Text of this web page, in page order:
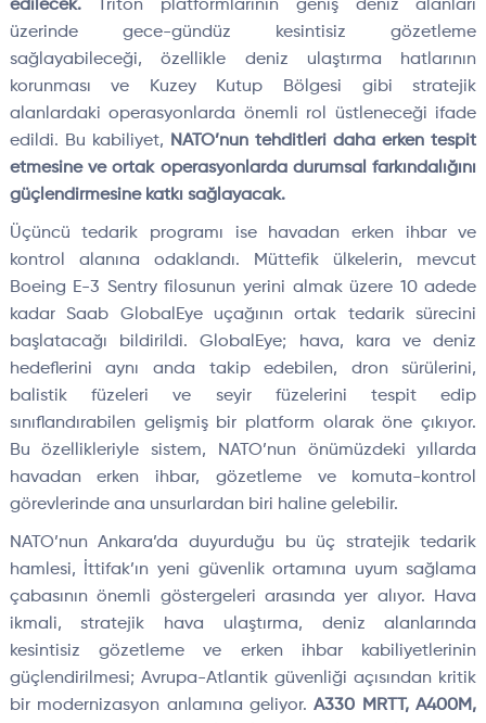
edilecek.Triton platformlarının geniş deniz alanları
üzerinde gece-gündüz kesintisiz gözetleme
sağlayabileceği, özellikle deniz ulaştırma hatlarının
korunması ve Kuzey Kutup Bölgesi gibi stratejik
alanlardaki operasyonlarda önemli rol üstleneceği ifade
edildi. Bu kabiliyet,
NATO’nun tehditleri daha erken tespit
etmesine ve ortak operasyonlarda durumsal farkındalığını
güçlendirmesine katkı sağlayacak.
Üçüncü tedarik programı ise havadan erken ihbar ve
kontrol alanına odaklandı. Müttefik ülkelerin, mevcut
Boeing E-3 Sentry filosunun yerini almak üzere 10 adede
kadar Saab GlobalEye uçağının ortak tedarik sürecini
başlatacağı bildirildi. GlobalEye; hava, kara ve deniz
hedeflerini aynı anda takip edebilen, dron sürülerini,
balistik füzeleri ve seyir füzelerini tespit edip
sınıflandırabilen gelişmiş bir platform olarak öne çıkıyor.
Bu özellikleriyle sistem, NATO’nun önümüzdeki yıllarda
havadan erken ihbar, gözetleme ve komuta-kontrol
görevlerinde ana unsurlardan biri haline gelebilir.
NATO’nun Ankara’da duyurduğu bu üç stratejik tedarik
hamlesi, İttifak’ın yeni güvenlik ortamına uyum sağlama
çabasının önemli göstergeleri arasında yer alıyor. Hava
ikmali, stratejik hava ulaştırma, deniz alanlarında
kesintisiz gözetleme ve erken ihbar kabiliyetlerinin
güçlendirilmesi; Avrupa-Atlantik güvenliği açısından kritik
bir modernizasyon anlamına geliyor.A330 MRTT, A400M,